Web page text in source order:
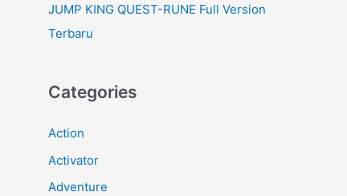
JUMP KING QUEST-RUNE Full Version
Terbaru
Categories
Action
Activator
Adventure